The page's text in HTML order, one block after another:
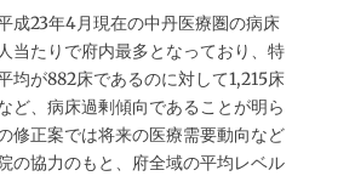
成23年4月現在の中丹医療圏の病床
当たりで府内最多となっており、特
均が882床であるのに対して1,215床
ど、病床過剰傾向であることが明ら
修正案では将来の医療需要動向など
の協力のもと、府全域の平均レベル